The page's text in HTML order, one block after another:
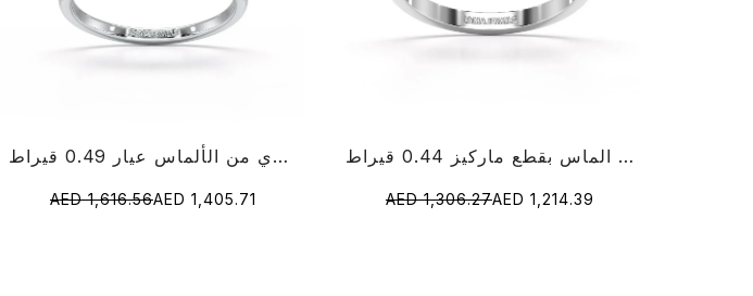
خاتم دائري من الألماس عيار 0.49 قيراط
AED 1,616.56AED 1,405.71
خاتم الماس بقطع ماركيز 0.44 قيراط
AED 1,306.27AED 1,214.39